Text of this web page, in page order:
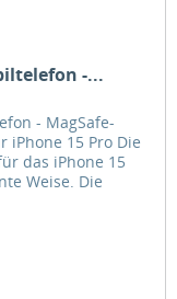
-...
- MagSafe-
iPhone 15 Pro Die
das iPhone 15
Weise. Die